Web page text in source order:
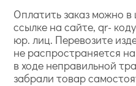
Оплатить заказ можно
ссылке на сайте, qr-
юр. лиц. Перевозите
не распространяется
в ходе неправильной
забрали товар